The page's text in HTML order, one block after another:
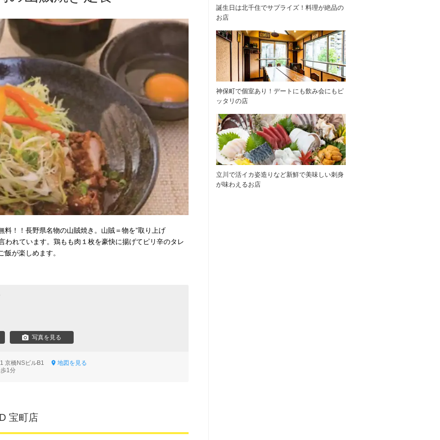
！！長野県名物の山賊焼き。山賊＝物を”取り上げ
われています。鶏もも肉１枚を豪快に揚げてピリ辛のタレ
が楽しめます。
写真を見る
京橋NSビルB1
地図を見る
1分
宝町店
誕生日は北千住でサプライズ！料理が絶品の
お店
神保町で個室あり！デートにも飲み会にもピ
ッタリの店
立川で活イカ姿造りなど新鮮で美味しい刺身
が味わえるお店